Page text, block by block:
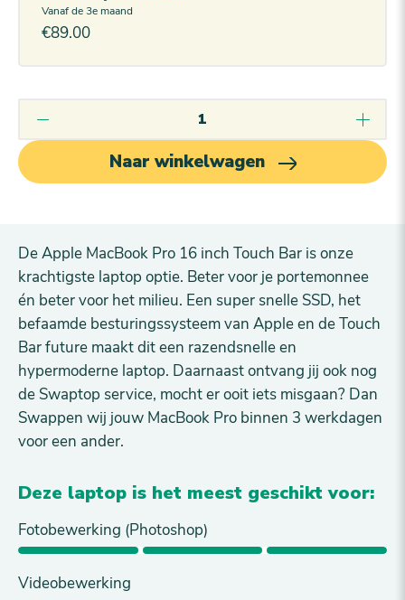
Vanaf de 3e maand
€89.00
Naar winkelwagen
De Apple MacBook Pro 16 inch Touch Bar is onze
krachtigste laptop optie. Beter voor je portemonnee
én beter voor het milieu. Een super snelle SSD, het
befaamde besturingssysteem van Apple en de Touch
Bar future maakt dit een razendsnelle en
hypermoderne laptop. Daarnaast ontvang jij ook nog
de Swaptop service, mocht er ooit iets misgaan? Dan
Swappen wij jouw MacBook Pro binnen 3 werkdagen
voor een ander.
Deze laptop is het meest geschikt voor:
Fotobewerking (Photoshop)
Videobewerking